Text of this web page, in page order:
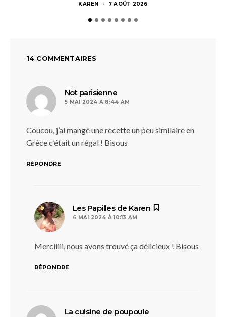
KAREN 7 AOÛT 2026
14 COMMENTAIRES
Not parisienne
5 MAI 2024 À 8:44 AM
Coucou, j’ai mangé une recette un peu similaire en
Grèce c’était un régal ! Bisous
RÉPONDRE
Les Papilles de Karen
6 MAI 2024 À 10:13 AM
Merciiiii, nous avons trouvé ça délicieux ! Bisous
RÉPONDRE
La cuisine de poupoule